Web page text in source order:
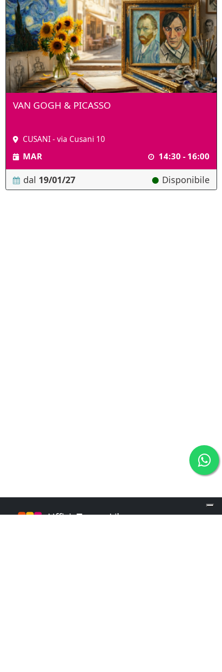
VAN GOGH & PICASSO
CUSANI - via Cusani 10
MAR 14:30 - 16:00
dal 19/01/27 Disponibile